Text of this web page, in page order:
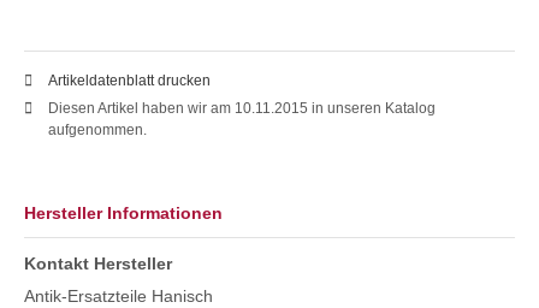
Artikeldatenblatt drucken
Diesen Artikel haben wir am 10.11.2015 in unseren Katalog
aufgenommen.
Hersteller Informationen
Kontakt Hersteller
Antik-Ersatzteile Hanisch